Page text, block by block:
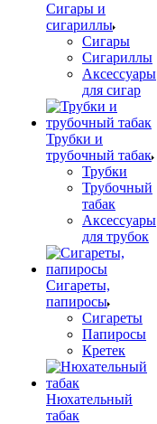
Сигары и
сигариллы
Сигары
Сигариллы
Аксессуары
для сигар
Трубки и
трубочный табак
Трубки
Трубочный
табак
Аксессуары
для трубок
Сигареты,
папиросы
Сигареты
Папиросы
Кретек
Нюхательный
табак